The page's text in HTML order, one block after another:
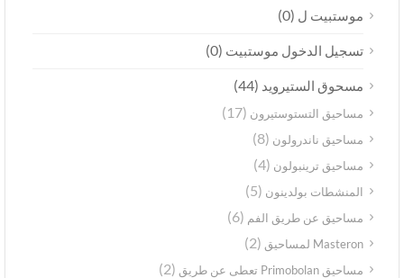
موستبيت ل (0)
تسجيل الدخول موستبيت(0)
مسحوق الستيرويد(44)
مساحيق التستوستيرون(17)
مساحيق ناندرولون(8)
مساحيق ترينبولون(4)
المنشطات بولدينون(5)
مساحيق عن طريق الفم(6)
Masteron لمساحيق (2)
مساحيق Primobolan تعطى عن طريق (2)